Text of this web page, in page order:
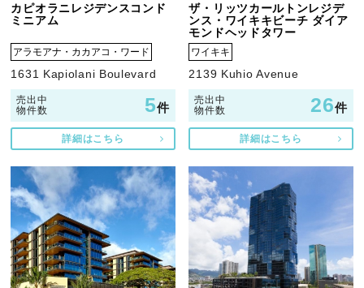
カピオラニレジデンスコンド
ミニアム
アラモアナ・カカアコ・ワード
1631 Kapiolani Boulevard
売出中
物件数
5件
詳細はこちら
ザ・リッツカールトンレジデ
ンス・ワイキキビーチ ダイア
モンドヘッドタワー
ワイキキ
2139 Kuhio Avenue
売出中
物件数
26件
詳細はこちら